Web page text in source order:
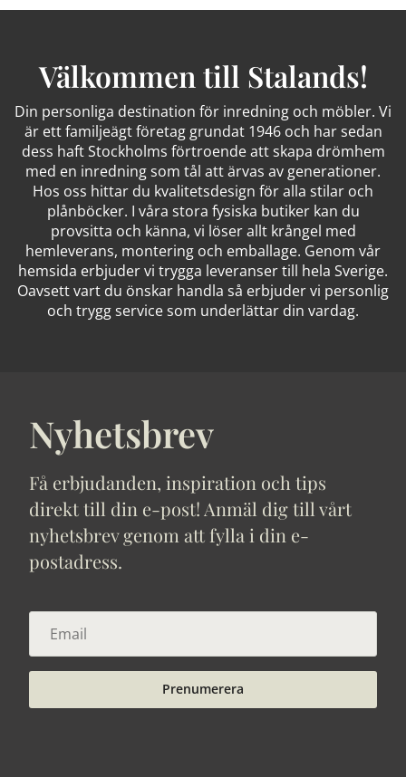
Välkommen till Stalands!
Din personliga destination för inredning och möbler. Vi
är ett familjeägt företag grundat 1946 och har sedan
dess haft Stockholms förtroende att skapa drömhem
med en inredning som tål att ärvas av generationer.
Hos oss hittar du kvalitetsdesign för alla stilar och
plånböcker. I våra stora fysiska butiker kan du
provsitta och känna, vi löser allt krångel med
hemleverans, montering och emballage. Genom vår
hemsida erbjuder vi trygga leveranser till hela Sverige.
Oavsett vart du önskar handla så erbjuder vi personlig
och trygg service som underlättar din vardag.
Nyhetsbrev
Få erbjudanden, inspiration och tips
direkt till din e-post! Anmäl dig till vårt
nyhetsbrev genom att fylla i din e-
postadress.
Prenumerera